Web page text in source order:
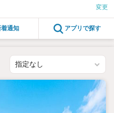
変更
通知 アプリで探す